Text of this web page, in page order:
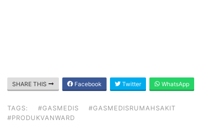
SHARE THIS Facebook Twitter WhatsApp
TAGS: #GASMEDIS
#GASMEDISRUMAHSAKIT
#PRODUKVANWARD